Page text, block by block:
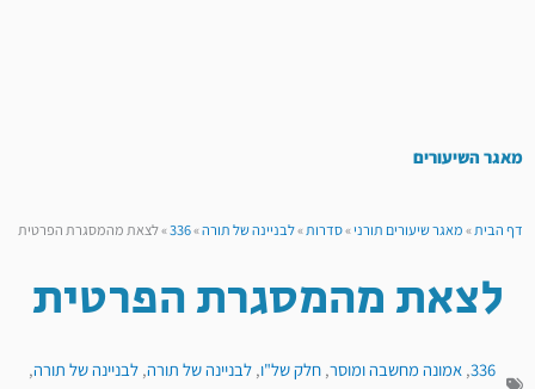
מאגר השיעורים
דף הבית»מאגר שיעורים תורני»סדרות»לבניינה של תורה»
336
»לצאת מהמסגרת הפרטית
לצאת מהמסגרת הפרטית
336
, אמונה מחשבה ומוסר, חלק של"ו, לבניינה של תורה, לבניינה של תורה,